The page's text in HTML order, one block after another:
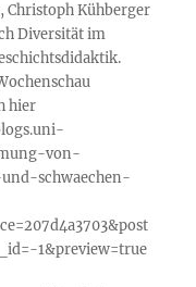
Christoph Kühberger
Diversität im
hier
von-
schwaechen-
1&preview=true